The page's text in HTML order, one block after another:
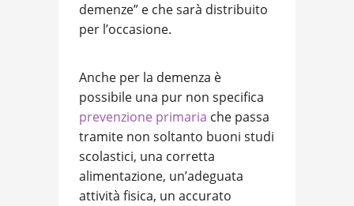
demenze” e che sarà distribuito
per l’occasione.
Anche per la demenza è
possibile una pur non specifica
prevenzione primaria che passa
tramite non soltanto buoni studi
scolastici, una corretta
alimentazione, un’adeguata
attività fisica, un accurato